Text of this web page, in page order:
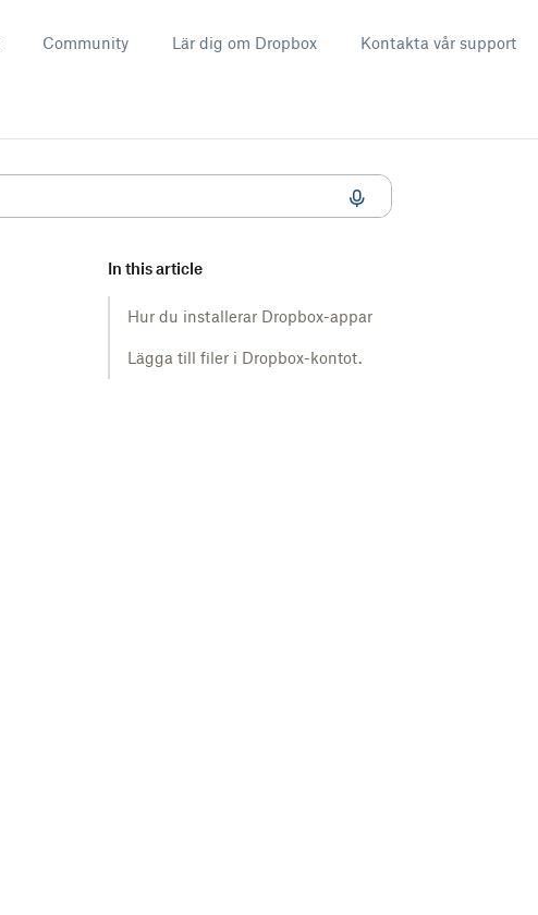
Community Lär dig om Dropbox Kontakta vår support
In this article
Hur du installerar Dropbox-appar
Lägga till filer i Dropbox-kontot.